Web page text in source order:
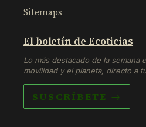
Sitemaps
El boletín de Ecoticias
Lo más destacado de la semana
movilidad y el planeta, directo a
SUSCRÍBETE →